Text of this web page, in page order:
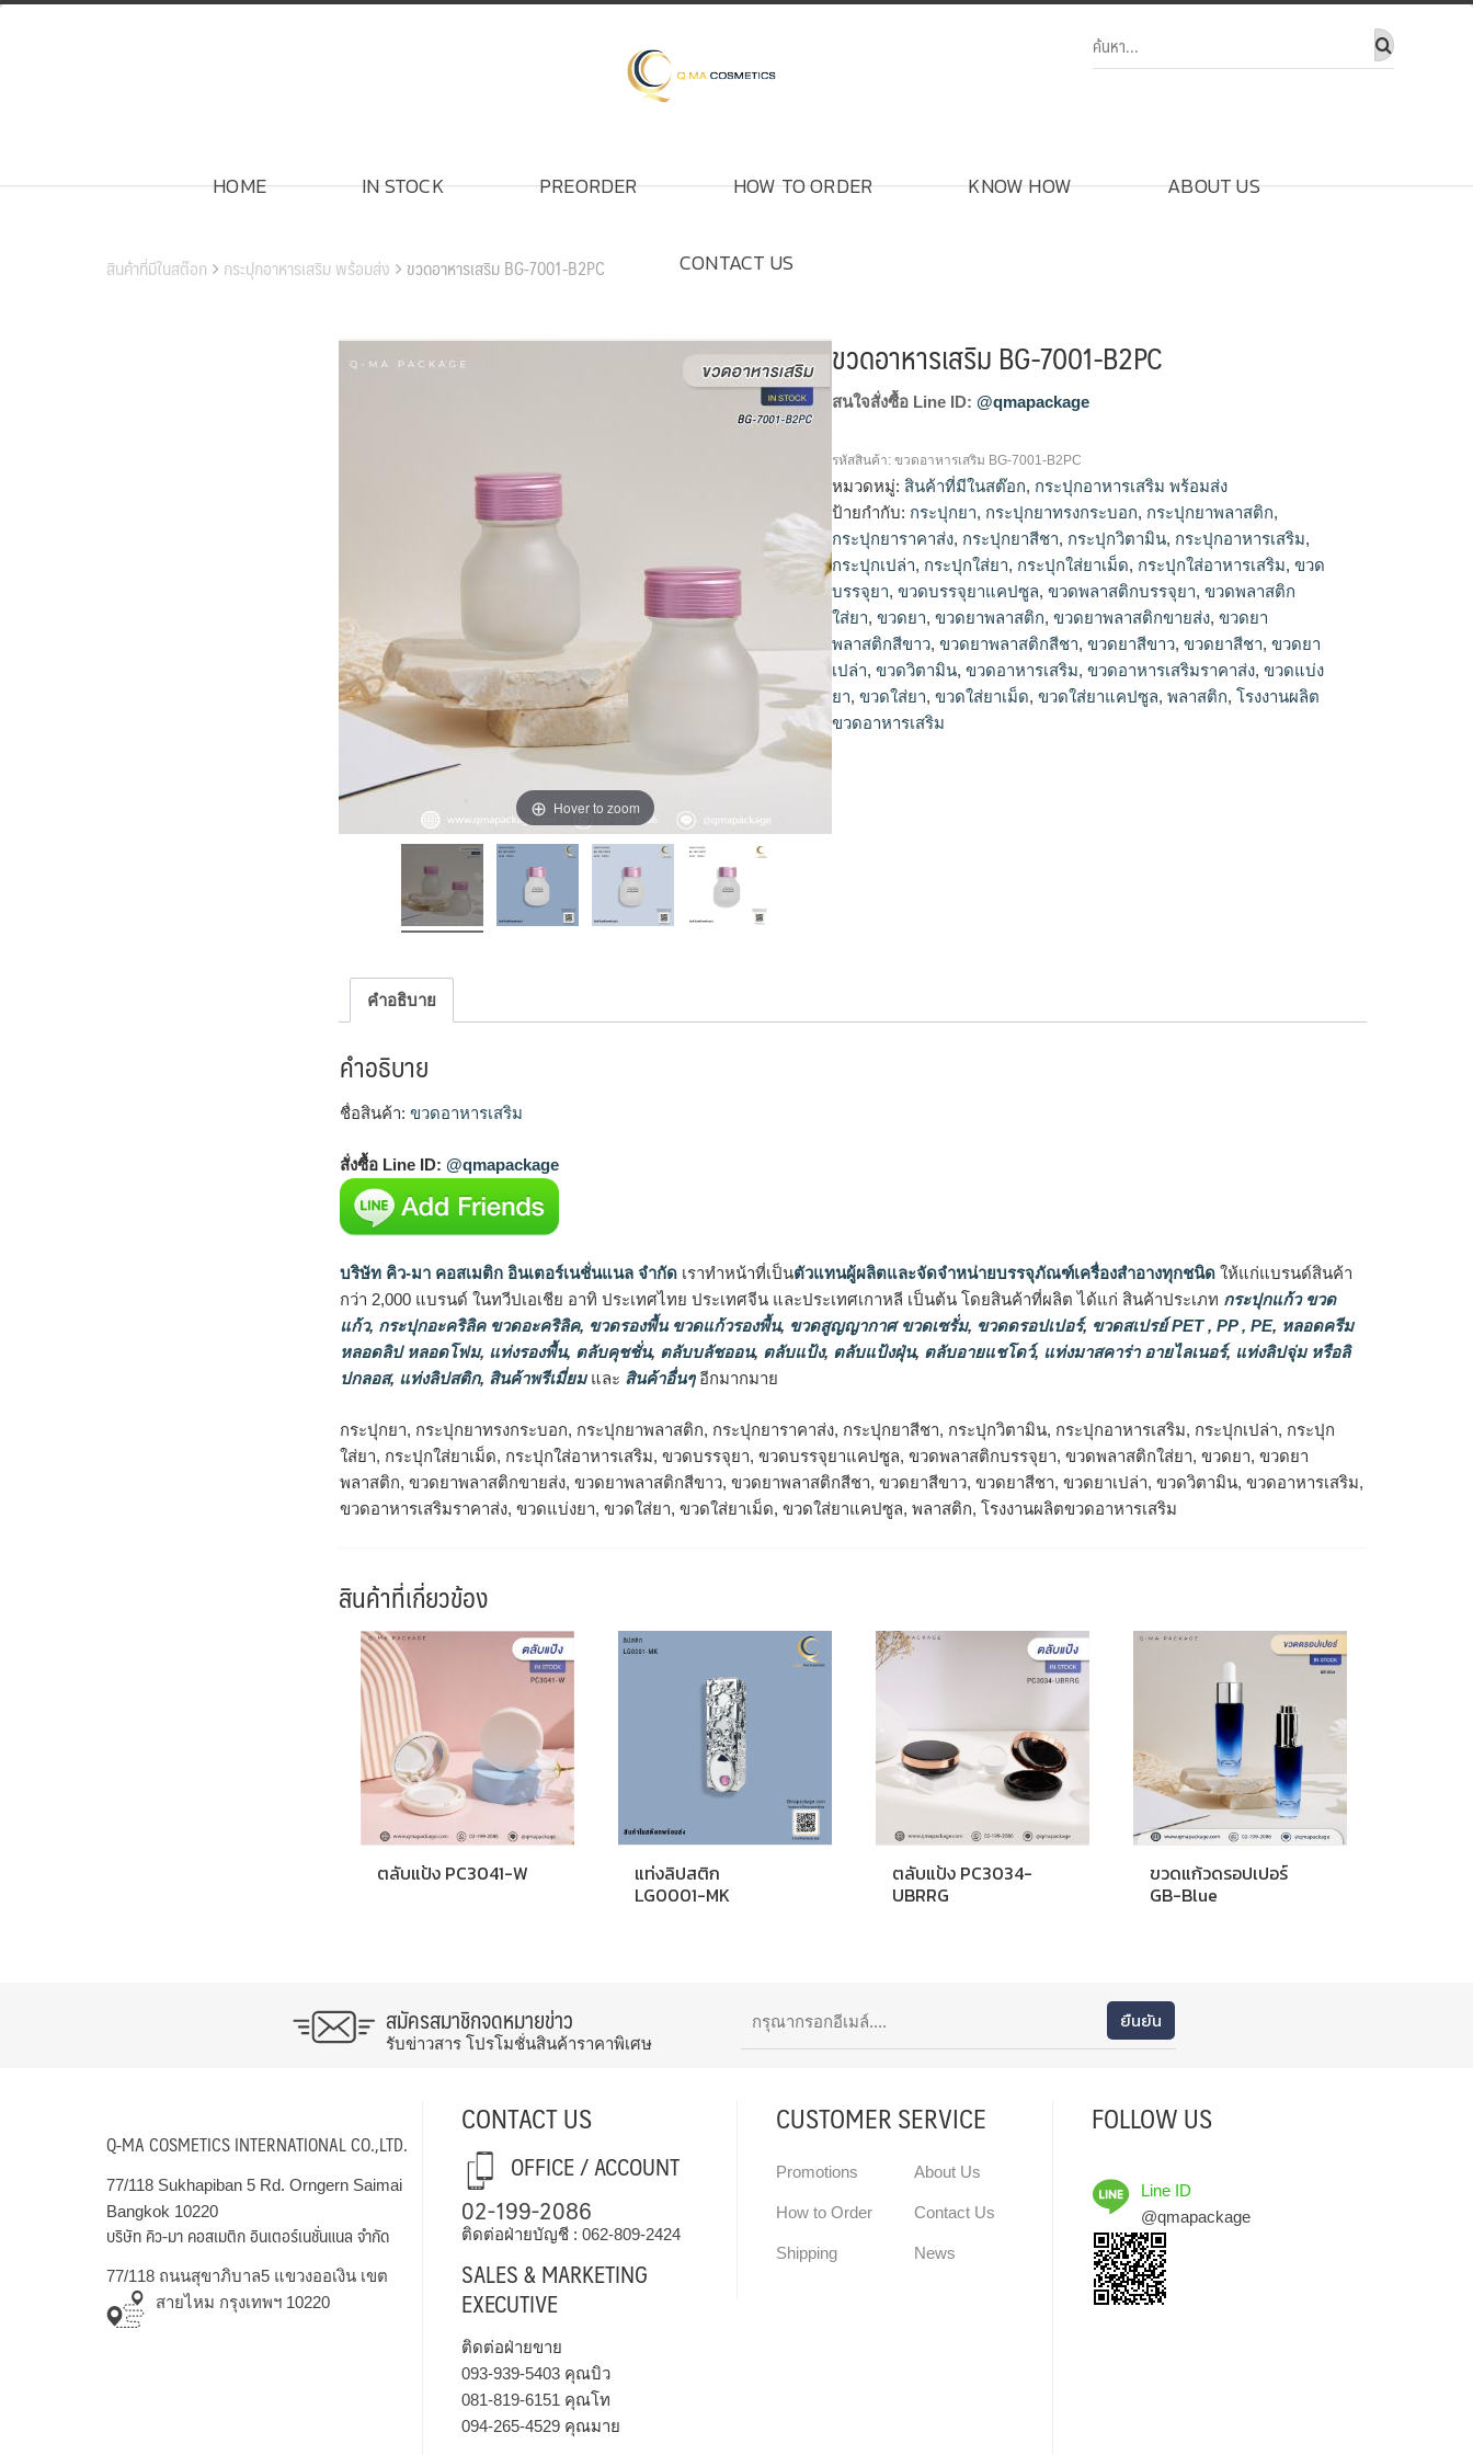
Skip
HOME IN STOCK PREORDER HOW TO ORDER KNOW HOW ABOUT US
CONTACT US
สินค้าที่มีในสต๊อก กระปุกอาหารเสริม พร้อมส่ง ขวดอาหารเสริม BG-7001-B2PC
Hover to zoom
ขวดอาหารเสริม BG-7001-B2PC
สนใจสั่งซื้อ Line ID: @qmapackage
รหัสสินค้า:ขวดอาหารเสริม BG-7001-B2PC
หมวดหมู่: สินค้าที่มีในสต๊อก, กระปุกอาหารเสริม พร้อมส่ง
ป้ายกำกับ: กระปุกยา, กระปุกยาทรงกระบอก, กระปุกยาพลาสติก,
กระปุกยาราคาส่ง, กระปุกยาสีชา, กระปุกวิตามิน, กระปุกอาหารเสริม,
กระปุกเปล่า, กระปุกใส่ยา, กระปุกใส่ยาเม็ด, กระปุกใส่อาหารเสริม,ขวด
บรรจุยา,ขวดบรรจุยาแคปซูล,ขวดพลาสติกบรรจุยา,ขวดพลาสติก
ใส่ยา,ขวดยา,ขวดยาพลาสติก,ขวดยาพลาสติกขายส่ง,ขวดยา
พลาสติกสีขาว,ขวดยาพลาสติกสีชา,ขวดยาสีขาว,ขวดยาสีชา,ขวดยา
เปล่า,ขวดวิตามิน,ขวดอาหารเสริม,ขวดอาหารเสริมราคาส่ง,ขวดแบ่ง
ยา,ขวดใส่ยา,ขวดใส่ยาเม็ด,ขวดใส่ยาแคปซูล,พลาสติก,โรงงานผลิต
ขวดอาหารเสริม
คำอธิบาย
คำอธิบาย
ชื่อสินค้า: ขวดอาหารเสริม
สั่งซื้อ Line ID: @qmapackage
บริษัท คิว-มา คอสเมติก อินเตอร์เนชั่นแนล จำกัด เราทำหน้าที่เป็นตัวแทนผู้ผลิตและจัดจำหน่ายบรรจุภัณฑ์เครื่องสำอางทุกชนิด ให้แก่แบรนด์สินค้า
กว่า 2,000 แบรนด์ ในทวีปเอเชีย อาทิ ประเทศไทย ประเทศจีน และประเทศเกาหลี เป็นต้น โดยสินค้าที่ผลิต ได้แก่ สินค้าประเภท กระปุกแก้ว ขวด
แก้ว, กระปุกอะคริลิค ขวดอะคริลิค, ขวดรองพื้น ขวดแก้วรองพื้น, ขวดสูญญากาศ ขวดเซรั่ม, ขวดดรอปเปอร์, ขวดสเปรย์ PET , PP , PE, หลอดครีม
หลอดลิป หลอดโฟม, แท่งรองพื้น, ตลับคุชชั่น, ตลับบลัชออน, ตลับแป้ง, ตลับแป้งฝุ่น, ตลับอายแชโดว์, แท่งมาสคาร่า อายไลเนอร์, แท่งลิปจุ่ม หรือลิ
ปกลอส, แท่งลิปสติก, สินค้าพรีเมี่ยมและ สินค้าอื่นๆอีกมากมาย
กระปุกยา, กระปุกยาทรงกระบอก, กระปุกยาพลาสติก, กระปุกยาราคาส่ง, กระปุกยาสีชา, กระปุกวิตามิน, กระปุกอาหารเสริม, กระปุกเปล่า, กระปุก
ใส่ยา, กระปุกใส่ยาเม็ด, กระปุกใส่อาหารเสริม, ขวดบรรจุยา, ขวดบรรจุยาแคปซูล, ขวดพลาสติกบรรจุยา, ขวดพลาสติกใส่ยา, ขวดยา, ขวดยา
พลาสติก, ขวดยาพลาสติกขายส่ง, ขวดยาพลาสติกสีขาว, ขวดยาพลาสติกสีชา, ขวดยาสีขาว, ขวดยาสีชา, ขวดยาเปล่า, ขวดวิตามิน, ขวดอาหารเสริม,
ขวดอาหารเสริมราคาส่ง, ขวดแบ่งยา, ขวดใส่ยา, ขวดใส่ยาเม็ด, ขวดใส่ยาแคปซูล, พลาสติก, โรงงานผลิตขวดอาหารเสริม
สินค้าที่เกี่ยวข้อง
ตลับแป้ง PC3041-W
แท่งลิปสติก
LG0001-MK
ตลับแป้ง PC3034-
UBRRG
ขวดแก้วดรอปเปอร์
GB-Blue
สมัครสมาชิกจดหมายข่าว
รับข่าวสาร โปรโมชั่นสินค้าราคาพิเศษ
Q-MA COSMETICS INTERNATIONAL CO.,LTD.
77/118 Sukhapiban 5 Rd. Orngern Saimai
Bangkok 10220
บริษัท คิว-มา คอสเมติก อินเตอร์เนชั่นแนล จำกัด
77/118 ถนนสุขาภิบาล5 แขวงออเงิน เขต
สายไหม กรุงเทพฯ 10220
CONTACT US
OFFICE / ACCOUNT
02-199-2086
ติดต่อฝ่ายบัญชี : 062-809-2424
SALES & MARKETING
EXECUTIVE
ติดต่อฝ่ายขาย
093-939-5403คุณบิว
081-819-6151 คุณโท
094-265-4529คุณมาย
CUSTOMER SERVICE
Promotions
How to Order
Shipping
About Us
Contact Us
News
FOLLOW US
Line ID
@qmapackage